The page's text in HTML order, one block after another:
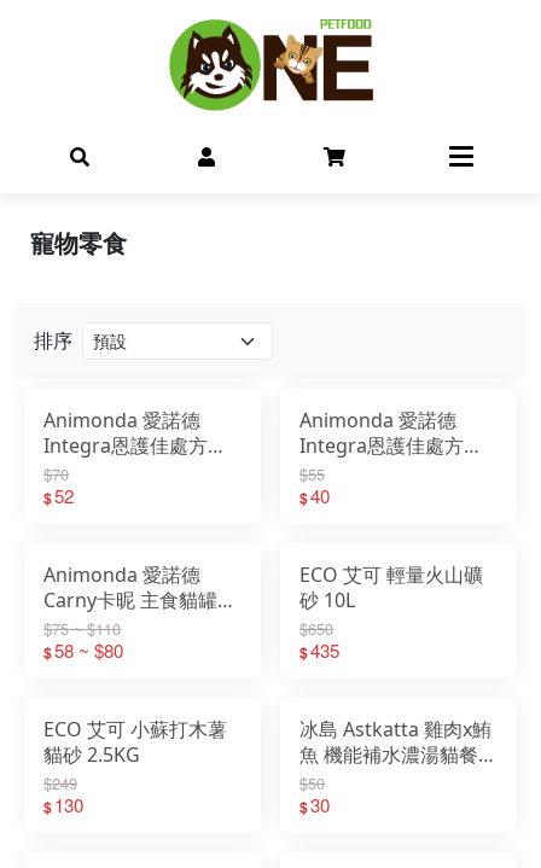
排序
Animonda 愛諾德
Integra恩護佳處方貓
餐盒 100g 阿曼達
$70
$52
Animonda 愛諾德
Integra恩護佳處方貓
餐包 85g 阿曼達
$55
$40
Animonda 愛諾德
Carny卡昵 主食貓罐頭
200g 阿曼達
$75 ~ $110
$58 ~ $80
ECO 艾可 輕量火山礦
砂 10L
$650
$435
ECO 艾可 小蘇打木薯
貓砂 2.5KG
$249
$130
冰島 Astkatta 雞肉x鮪
魚 機能補水濃湯貓餐包
40g
$50
$30
寵物零食